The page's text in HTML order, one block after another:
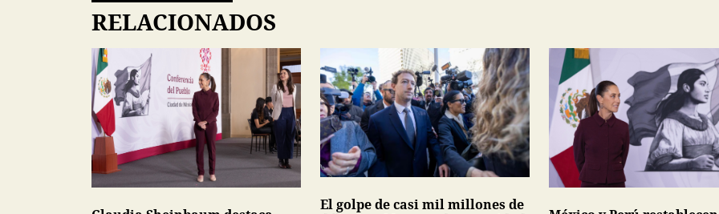
RELACIONADOS
El golpe de casi mil millones de